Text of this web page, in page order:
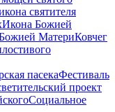
святителя
Икона Божией
МатериКовчег
пасекаФестиваль
проект
Социальное